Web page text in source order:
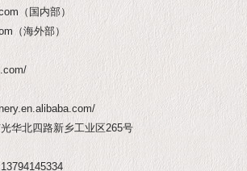
（国内部）
（海外部）
华北四路新乡工业区265号
13794145334